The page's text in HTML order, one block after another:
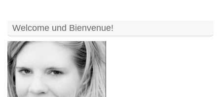
Welcome und Bienvenue!